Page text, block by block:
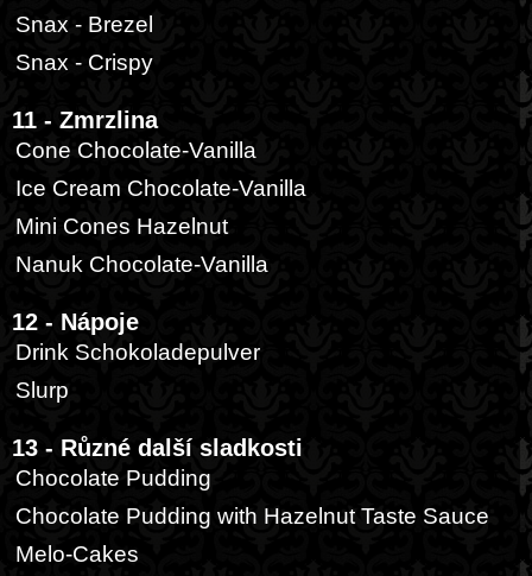
Snax - Brezel
Snax - Crispy
11 - Zmrzlina
Cone Chocolate-Vanilla
Ice Cream Chocolate-Vanilla
Mini Cones Hazelnut
Nanuk Chocolate-Vanilla
12 - Nápoje
Drink Schokoladepulver
Slurp
13 - Různé další sladkosti
Chocolate Pudding
Chocolate Pudding with Hazelnut Taste Sauce
Melo-Cakes